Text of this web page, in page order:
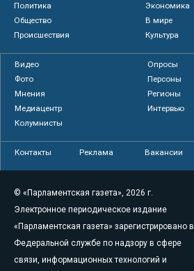
Политика
Экономика
Общество
В мире
Происшествия
Культура
Видео
Опросы
Фото
Персоны
Мнения
Регионы
Медиацентр
Интервью
Колумнисты
Контакты Реклама Вакансии
© «Парламентская газета», 2026 г.
Электронное периодическое издание
«Парламентская газета» зарегистрировано в
Федеральной службе по надзору в сфере
связи, информационных технологий и